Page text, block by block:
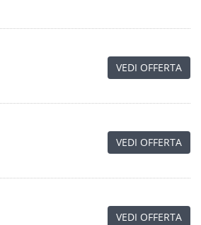
VEDI OFFERTA
VEDI OFFERTA
VEDI OFFERTA